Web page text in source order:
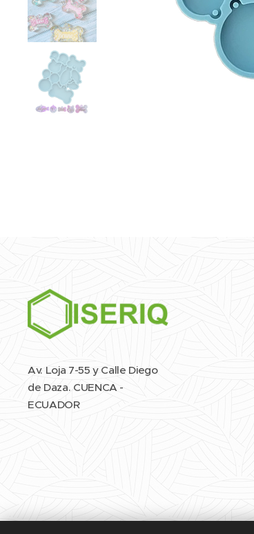
Av. Loja 7-55 y Calle Diego
de Daza. CUENCA -
ECUADOR